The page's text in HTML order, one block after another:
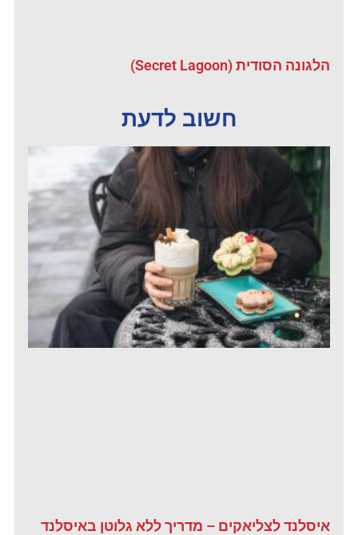
הלגונה הסודית (Secret Lagoon)
חשוב לדעת
איסלנד לצליאקים – מדריך ללא גלוטן באיסלנד